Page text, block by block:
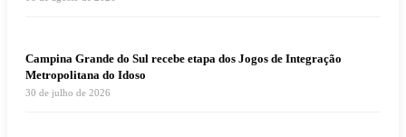
Campina Grande do Sul recebe etapa dos Jogos de Integração
Metropolitana do Idoso
30 de julho de 2026